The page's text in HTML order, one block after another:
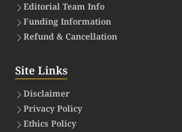
Editorial Team Info
Funding Information
Refund & Cancellation
Site Links
Disclaimer
Privacy Policy
Ethics Policy